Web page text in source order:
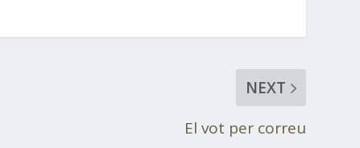
NEXT
El vot per correu